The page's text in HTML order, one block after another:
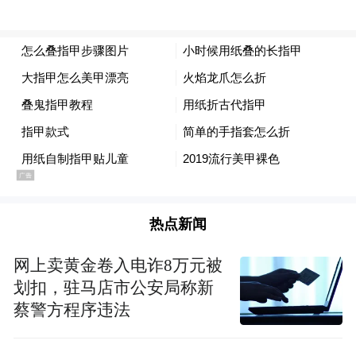
热点新闻
网上卖黄金卷入电诈8万元被
划扣，驻马店市公安局称新
蔡警方程序违法